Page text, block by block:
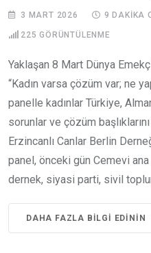
3 MART 2026 9 DAKIKA
225 GÖRÜNTÜLENME
Yaklaşan 8 Mart Dünya
“Kadın varsa çözüm var; ne
panelle kadınlar Türkiye,
sorunlar ve çözüm
Erzincanlı Canlar Berlin
panel, önceki gün Cemevi
dernek, siyasi parti, sivil
DAHA FAZLA BILGI EDININ